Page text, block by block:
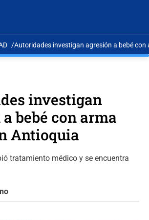
Autoridades investigan agresión a bebé
investigan
bebé con arma
Antioquia
tratamiento médico y se encuentra